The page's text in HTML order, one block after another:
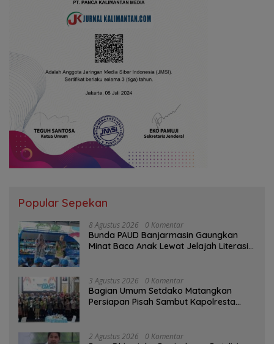
Popular Sepekan
8 Agustus 2026 0 Komentar
Bunda PAUD Banjarmasin Gaungkan
Minat Baca Anak Lewat Jelajah Literasi
3 Agustus 2026 0 Komentar
Bagian Umum Setdako Matangkan
Persiapan Pisah Sambut Kapolresta
2 Agustus 2026 0 Komentar